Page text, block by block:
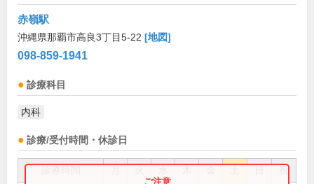
赤嶺駅
沖縄県那覇市高良3丁目5-22 [地図]
098-859-1941
診療科目
内科
診療/受付時間・休診日
祝